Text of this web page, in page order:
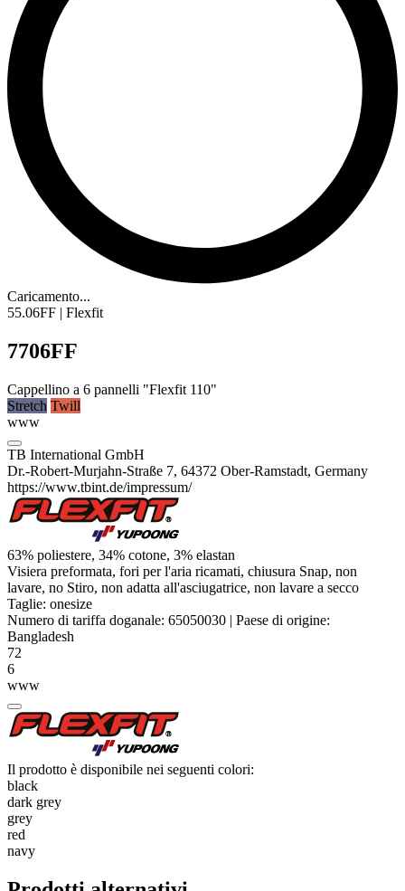
Caricamento...
55.06FF | Flexfit
7706FF
Cappellino a 6 pannelli "Flexfit 110"
Stretch Twill
www
TB International GmbH
Dr.-Robert-Murjahn-Straße 7, 64372 Ober-Ramstadt, Germany
https://www.tbint.de/impressum/
63% poliestere, 34% cotone, 3% elastan
Visiera preformata, fori per l'aria ricamati, chiusura Snap, non
lavare, no Stiro, non adatta all'asciugatrice, non lavare a secco
Taglie: onesize
Numero di tariffa doganale: 65050030 | Paese di origine:
Bangladesh
72
6
www
Il prodotto è disponibile nei seguenti colori:
black
dark grey
grey
red
navy